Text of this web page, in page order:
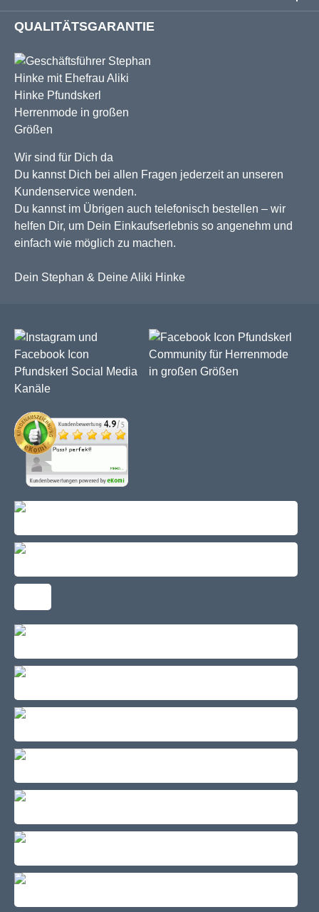
QUALITÄTSGARANTIE
Wir sind für Dich da
Du kannst Dich bei allen Fragen jederzeit an unseren
Kundenservice wenden.
Du kannst im Übrigen auch telefonisch bestellen – wir
helfen Dir, um Dein Einkaufserlebnis so angenehm und
einfach wie möglich zu machen.
Dein Stephan & Deine Aliki Hinke